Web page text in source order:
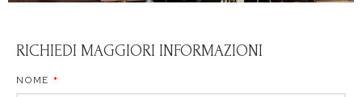
RICHIEDI MAGGIORI INFORMAZIONI
NOME